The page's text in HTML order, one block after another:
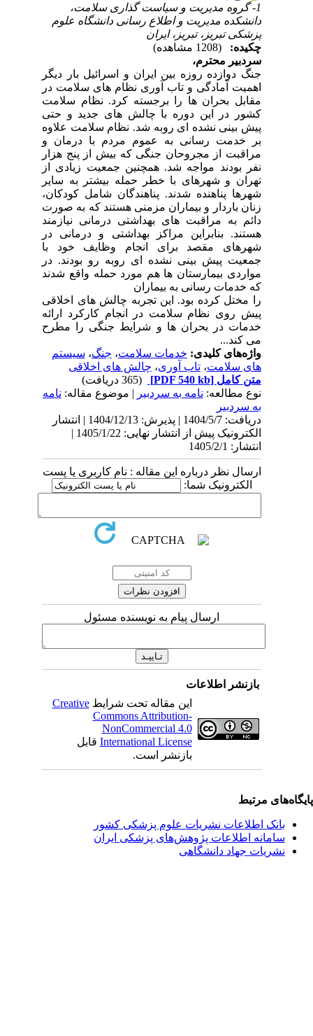
1- گروه مدیریت و سیاست گذاری سلامت،
دانشکده مدیریت و اطلاع رسانی دانشگاه علوم
پزشکی تبریز، تبریز، ایران
چکیده:
سردبیر محترم،
جنگ دوازده روزه بین ایران و اسرائیل بار دیگر
اهمیت آمادگی و تاب آوری نظام های سلامت در
مقابل بحران ها را برجسته کرد. نظام سلامت
کشور در این دوره با چالش های جدید و حتی
پیش بینی نشده ای روبه شد. نظام سلامت علاوه
بر خدمت رسانی به عموم مردم با درمان و
مراقبت از مجروحان جنگی که بیش از پنج هزار
نفر بودند مواجه شد. همچنین جمعیت زیادی از
تهران و شهرهای با خطر حمله بیشتر به سایر
شهرها پناهنده شدند. پناهندگان شامل کودکان،
زنان باردار و بیماران مزمنی هستند که به صورت
دائم به مراقبت های بهداشتی درمانی نیازمند
هستند. بنابراین مراکز بهداشتی و درمانی در
شهرهای مقصد برای انجام وظایف خود با
جمعیت پیش بینی نشده ای روبه رو بودند. در
مواردی بیمارستان ها هم مورد حمله واقع شدند
که خدمات رسانی به بیماران
را مختل کرده بود. این تجربه چالش های اخلاقی
پیش روی نظام سلامت در انجام کارکرد ارائه
خدمات در بحران ها و شرایط جنگی را مطرح
می کند...
واژه‌های کلیدی:خدمات سلامت،جنگ،سیستم
های سلامت،تاب آوری،چالش های اخلاقی
متن کامل[PDF 540 kb]
نوع مطالعه:نامه به سردبیر| موضوع مقاله:نامه
به سردبیر
دریافت: 1404/5/7 | پذیرش: 1404/12/13 | انتشار
الکترونیک پیش از انتشار نهایی: 1405/1/22 |
انتشار: 1405/2/1
ارسال نظر درباره این مقاله : نام کاربری یا پست
الکترونیک شما:
ارسال پیام به نویسنده مسئول
بازنشر اطلاعات
این مقاله تحت شرایطCreative
Commons Attribution-
NonCommercial 4.0
International Licenseقابل
بازنشر است.
مرتبط
بانک اطلاعات نشریات علوم پزشکی کشور
سامانه اطلاعات پژوهش‌های پزشکی ایران
نشریات جهاد دانشگاهی